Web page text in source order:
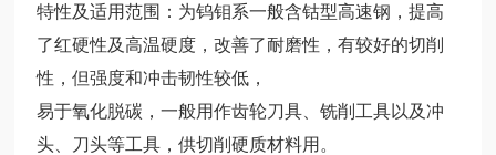
特性及适用范围：为钨钼系一般含钴型高速钢，提高
了红硬性及高温硬度，改善了耐磨性，有较好的切削
性，但强度和冲击韧性较低，
易于氧化脱碳，一般用作齿轮刀具、铣削工具以及冲
头、刀头等工具，供切削硬质材料用。